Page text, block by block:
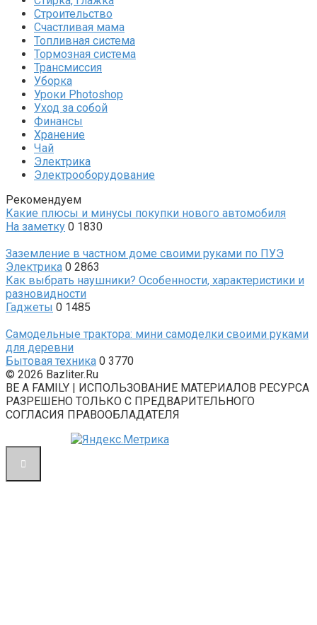
Строительство
Счастливая мама
Топливная система
Тормозная система
Трансмиссия
Уборка
Уроки Photoshop
Уход за собой
Финансы
Хранение
Чай
Электрика
Электрооборудование
Рекомендуем
Какие плюсы и минусы покупки нового автомобиля
На заметку 0 1830
Заземление в частном доме своими руками по ПУЭ
Электрика 0 2863
Как выбрать наушники? Особенности, характеристики и
разновидности
Гаджеты 0 1485
Самодельные трактора: мини самоделки своими руками
для деревни
Бытовая техника 0 3770
© 2026 Bazliter.Ru
BE A FAMILY | ИСПОЛЬЗОВАНИЕ МАТЕРИАЛОВ РЕСУРСА
РАЗРЕШЕНО ТОЛЬКО С ПРЕДВАРИТЕЛЬНОГО
СОГЛАСИЯ ПРАВООБЛАДАТЕЛЯ